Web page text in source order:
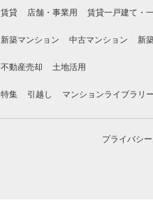
賃貸 店舗・事業用 賃貸一戸建て・
新築マンション 中古マンション 新
不動産売却 土地活用
特集 引越し マンションライブラリー
プライバシ